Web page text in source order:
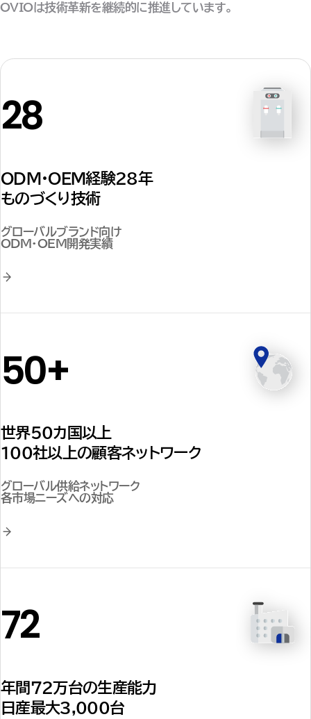
OVIOは技術革新を継続的に推進しています。
28
ODM・OEM経験28年
ものづくり技術
グローバルブランド向け
ODM・OEM開発実績
50+
世界50カ国以上
100社以上の顧客ネットワーク
グローバル供給ネットワーク
各市場ニーズへの対応
72
年間72万台の生産能力
日産最大3,000台